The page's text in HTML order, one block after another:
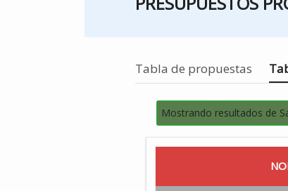
Tabla de propuestas
Mostrando resultados de